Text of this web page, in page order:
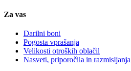
Za vas
Darilni boni
Pogosta vprašanja
Velikosti otroških oblačil
Nasveti, priporočila in razmisljanja